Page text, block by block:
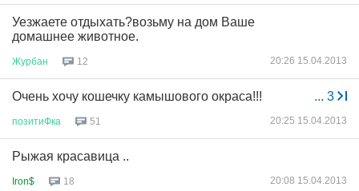
Уезжаете отдыхать?возьму на дом Ваше
домашнее животное.
Журбан 12 20:26 15.04.2013
... 3
Очень хочу кошечку камышового окраса!!!
позитиФка 51 20:25 15.04.2013
Рыжая красавица ..
Iron$ 18 20:08 15.04.2013